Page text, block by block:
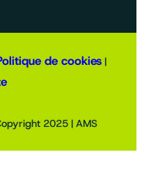
de cookies |
2025 | AMS